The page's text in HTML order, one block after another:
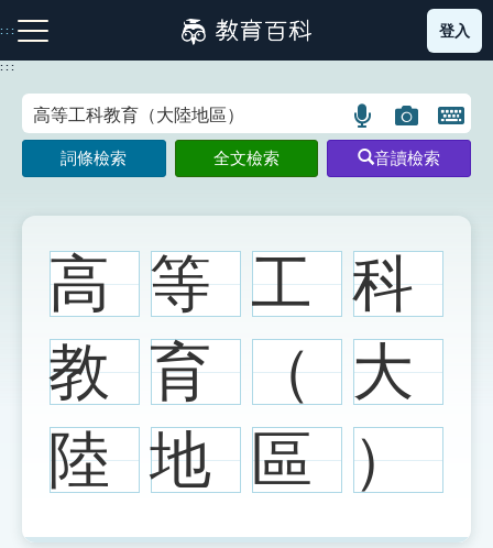
到
主
:::
注音索引圖示 筆畫索引圖示 部首索引表圖示
網站導覽
生字詞彙表
成語故事
登入
:::
語
言
搜
示
圖
片
搜
示
開
鍵
圖
詞條檢索 全文檢索 音讀檢索
高 等 工 科
教 育 （ 大
陸 地 區 ）